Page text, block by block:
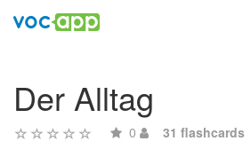
Der Alltag
0 31 flashcards